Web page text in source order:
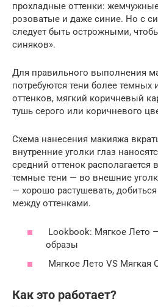
прохладные оттенки:
розоватые и даже синие. Но с
следует быть острожными,
синяков».
Для правильного выполнения
потребуются тени более темных
оттенков, мягкий коричневый
тушь серого или коричневого
Схема нанесения макияжа
внутренние уголки глаз
средний оттенок располагается
темные тени — во внешние
— хорошо растушевать,
между оттенками.
Lookbook: Мягкое Лето
образы
Мягкое Лето VS Мягкая
Как это работает?